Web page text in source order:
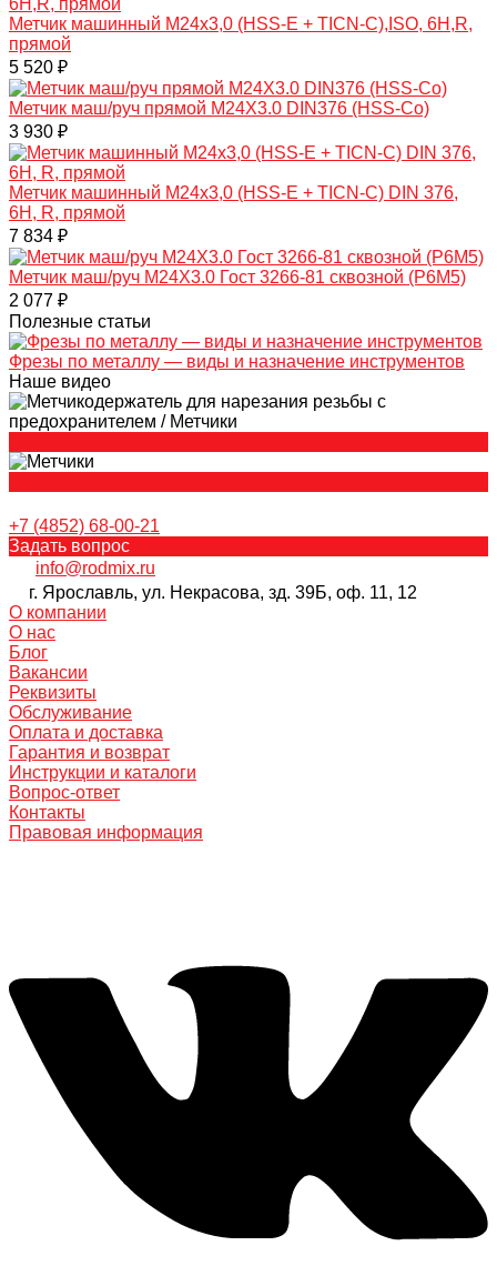
Метчик машинный M24х3,0 (HSS-E + TICN-C),ISO, 6H,R,
прямой
5 520 ₽
Метчик маш/руч прямой M24X3.0 DIN376 (HSS-Co)
3 930 ₽
Метчик машинный M24x3,0 (HSS-Е + TICN-С) DIN 376,
6H, R, прямой
7 834 ₽
Метчик маш/руч M24X3.0 Гост 3266-81 сквозной (Р6М5)
2 077 ₽
Полезные статьи
Фрезы по металлу — виды и назначение инструментов
Наше видео
+7 (4852) 68-00-21
Задать вопрос
info@rodmix.ru
г. Ярославль, ул. Некрасова, зд. 39Б, оф. 11, 12
О компании
О нас
Блог
Вакансии
Реквизиты
Обслуживание
Оплата и доставка
Гарантия и возврат
Инструкции и каталоги
Вопрос-ответ
Контакты
Правовая информация